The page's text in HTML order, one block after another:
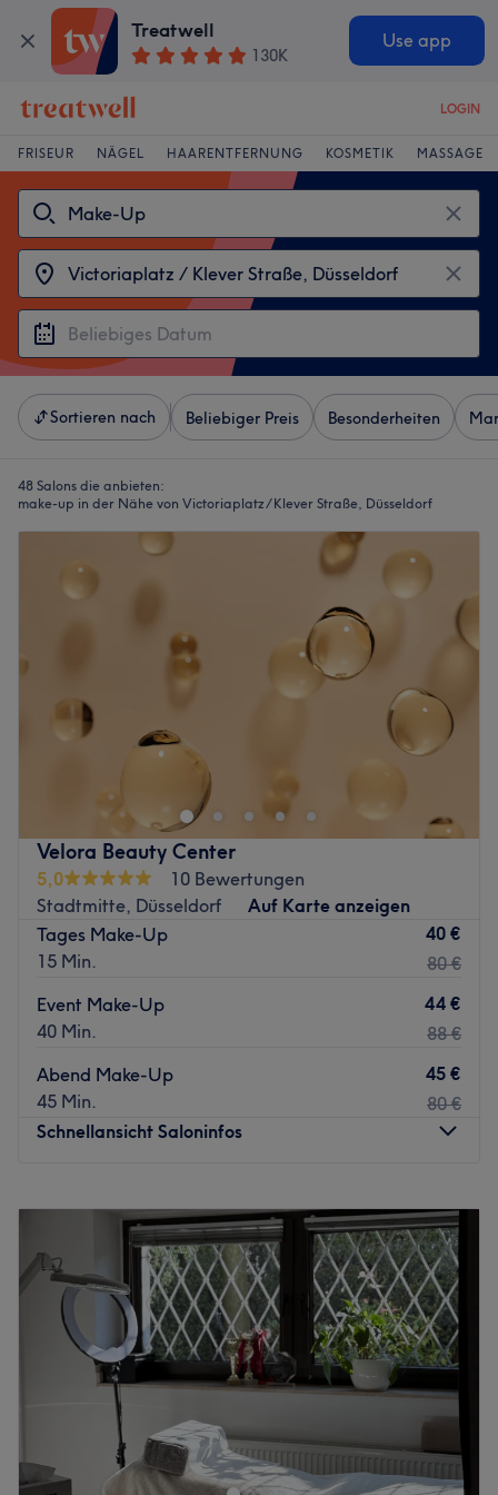
Treatwell
130K
Use app
LOGIN
FRISEUR NÄGEL HAARENTFERNUNG KOSMETIK MASSAGE
Sortieren nach Beliebiger Preis Besonderheiten
48 Salons die anbieten:
make-up in der Nähe von Victoriaplatz / Klever Straße, Düsseldorf
Velora Beauty Center
5,0
10 Bewertungen
Stadtmitte, Düsseldorf
Auf Karte anzeigen
Tages Make-Up
15 Min.
40 €
80 €
Event Make-Up
40 Min.
44 €
88 €
Abend Make-Up
45 Min.
45 €
80 €
Schnellansicht Saloninfos
Dienstag
10:00–18:00
10:00–18:00
Donnerstag
10:00–18:00
Freitag
10:00–18:00
Samstag
10:00–18:00
Sonntag
Geschlossen
Velora Beauty Center & Academy verbindet luxuriöse
Beauty-Behandlungen mit modernster Technologie. Das
Zentrum bietet professionelle Gesichtsbehandlungen,
hochwirksame Laser-Haarentfernung mit Candela-